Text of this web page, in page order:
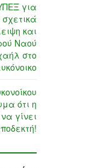
για
και
Ναού
στο
ότι η
γίνει